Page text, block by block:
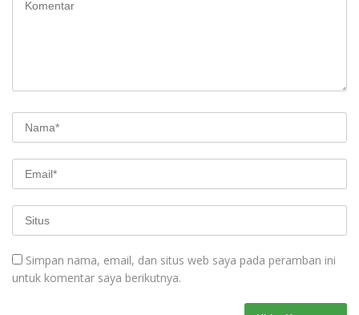
Simpan nama, email, dan situs web saya pada peramban ini
untuk komentar saya berikutnya.